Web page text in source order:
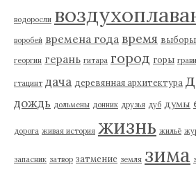
водоросли
воробей времена года время выборы
георгин герань гитара город горы
гтацинт дача деревянная архитектура
дождь дольмены донник друзья дуб думы
дорога живая история жизнь жильё
запасник затвор затмение земля зима